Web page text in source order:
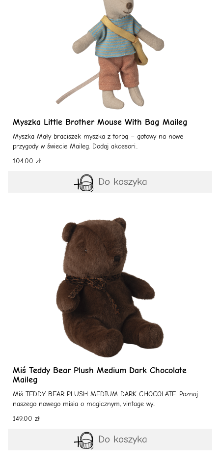
Myszka Little Brother Mouse With Bag Maileg
Myszka Mały braciszek myszka z torbą – gotowy na nowe
przygody w świecie Maileg. Dodaj akcesori..
104.00 zł
Do koszyka
Miś Teddy Bear Plush Medium Dark Chocolate
Maileg
Miś TEDDY BEAR PLUSH MEDIUM DARK CHOCOLATE. Poznaj
naszego nowego misia o magicznym, vintage wy..
149.00 zł
Do koszyka